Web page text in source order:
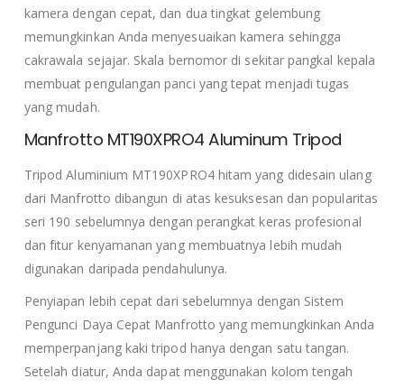
kamera dengan cepat, dan dua tingkat gelembung
memungkinkan Anda menyesuaikan kamera sehingga
cakrawala sejajar. Skala bernomor di sekitar pangkal kepala
membuat pengulangan panci yang tepat menjadi tugas
yang mudah.
Manfrotto MT190XPRO4 Aluminum Tripod
Tripod Aluminium MT190XPRO4 hitam yang didesain ulang
dari Manfrotto dibangun di atas kesuksesan dan popularitas
seri 190 sebelumnya dengan perangkat keras profesional
dan fitur kenyamanan yang membuatnya lebih mudah
digunakan daripada pendahulunya.
Penyiapan lebih cepat dari sebelumnya dengan Sistem
Pengunci Daya Cepat Manfrotto yang memungkinkan Anda
memperpanjang kaki tripod hanya dengan satu tangan.
Setelah diatur, Anda dapat menggunakan kolom tengah